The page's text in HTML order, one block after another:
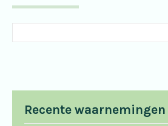
Recente waarnemingen